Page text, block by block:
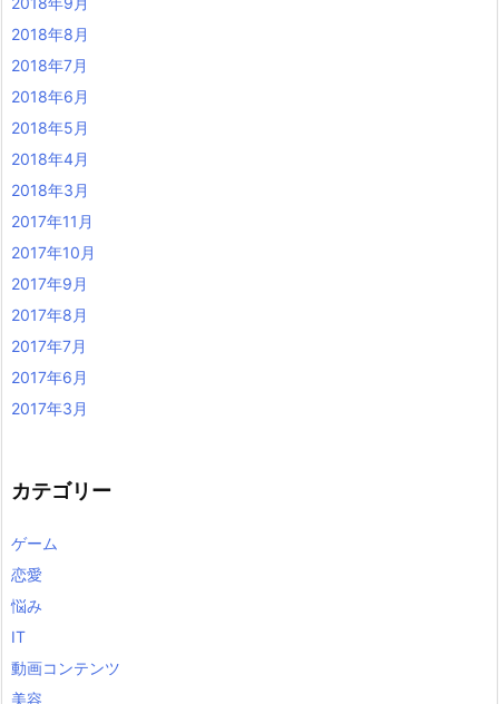
2018年8月
2018年7月
2018年6月
2018年5月
2018年4月
2018年3月
2017年11月
2017年10月
2017年9月
2017年8月
2017年7月
2017年6月
2017年3月
カテゴリー
ゲーム
恋愛
悩み
IT
動画コンテンツ
美容